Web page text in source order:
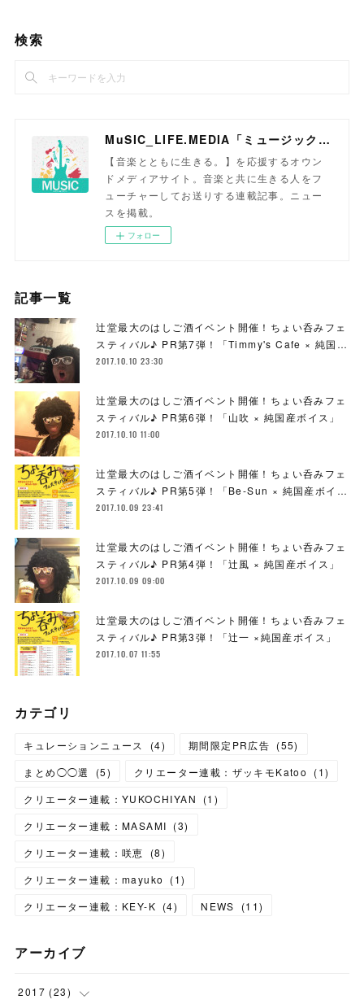
検索
MuSIC_LIFE.MEDIA「ミュージックライフメディア」
【音楽とともに生きる。】を応援するオウン
ドメディアサイト。音楽と共に生きる人をフ
ューチャーしてお送りする連載記事。ニュー
スを掲載。
フォロー
記事一覧
辻堂最大のはしご酒イベント開催！ちょい呑みフェ
スティバル♪ PR第7弾！「Timmy's Cafe × 純国…
2017.10.10 23:30
辻堂最大のはしご酒イベント開催！ちょい呑みフェ
スティバル♪ PR第6弾！「山吹 × 純国産ボイス」
2017.10.10 11:00
辻堂最大のはしご酒イベント開催！ちょい呑みフェ
スティバル♪ PR第5弾！「Be-Sun × 純国産ボイ…
2017.10.09 23:41
辻堂最大のはしご酒イベント開催！ちょい呑みフェ
スティバル♪ PR第4弾！「辻風 × 純国産ボイス」
2017.10.09 09:00
辻堂最大のはしご酒イベント開催！ちょい呑みフェ
スティバル♪ PR第3弾！「辻一 ×純国産ボイス」
2017.10.07 11:55
カテゴリ
キュレーションニュース (4) 期間限定PR広告 (55)
まとめ◯◯選
(5) クリエーター連載：ザッキモKatoo (1)
クリエーター連載：YUKOCHIYAN
(1 )
クリエーター連載：MASAMI (3)
クリエーター連載：咲恵
(8)
クリエーター連載：mayuko
(1)
クリエーター連載：KEY-K (4) NEWS (11)
アーカイブ
2017 (23)